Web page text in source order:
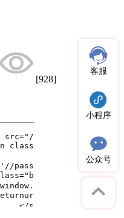
[928]
客服
小程序
公众号